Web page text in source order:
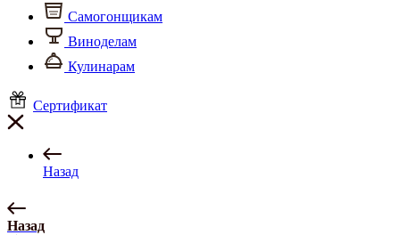
Самогонщикам
Виноделам
Кулинарам
Сертификат
Назад
Назад